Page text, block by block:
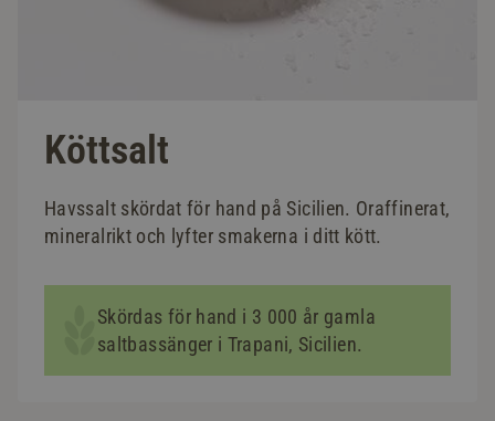
Köttsalt
Havssalt skördat för hand på Sicilien. Oraffinerat,
mineralrikt och lyfter smakerna i ditt kött.
Skördas för hand i 3 000 år gamla
saltbassänger i Trapani, Sicilien.